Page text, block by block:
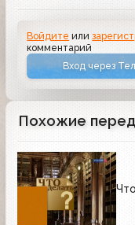
Войдите или
комментарий
Вход через
Похожие